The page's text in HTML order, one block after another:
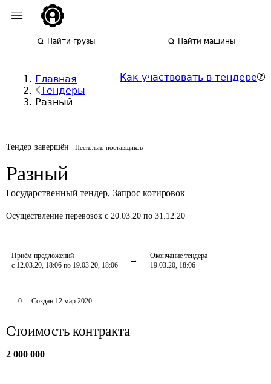
Найти грузы Найти машины
Главная
Тендеры
Разный
Как участвовать в тендере
Тендер завершён Несколько поставщиков
Разный
Государственный тендер, Запрос котировок
Осуществление перевозок с 20.03.20 по 31.12.20
Приём предложений
с 12.03.20, 18:06 по 19.03.20, 18:06
Окончание тендера
19.03.20, 18:06
0 Создан 12 мар 2020
Стоимость контракта
2 000 000